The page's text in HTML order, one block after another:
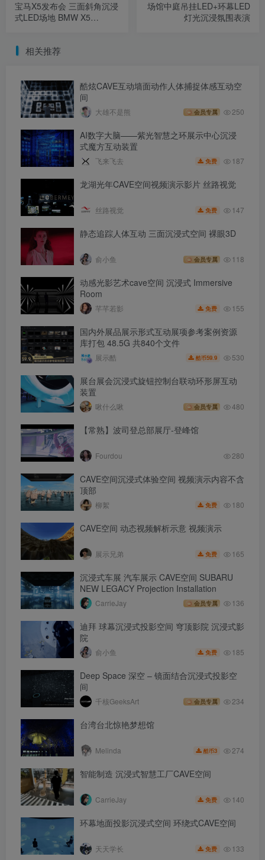
宝马X5发布会 三面斜角沉浸
式LED场地 BMW X5
场馆中庭吊挂LED+环幕LED
灯光沉浸氛围表演
相关推荐
酷炫CAVE互动墙面动作人体捕捉体感互动空
间
大雄不是熊 会员专属 250
AI数字大脑——紫光智慧之环展示中心沉浸
式魔方互动装置
飞来飞去 免费 187
龙湖光年CAVE空间视频演示影片 丝路视觉
丝路视觉 免费 147
静态追踪人体互动 三面沉浸式空间 裸眼3D
俞小鱼 会员专属 118
动感光影艺术cave空间 沉浸式 Immersive
Room
芊芊若影 免费 155
国内外展品展示形式互动展项参考案例资源
库打包 48.5G 共840个文件
展示酷 酷币59.9 530
展台展会沉浸式旋钮控制台联动环形屏互动
装置
啾什么啾 会员专属 480
【常熟】波司登总部展厅-登峰馆
Fourdou 280
CAVE空间沉浸式体验空间 视频演示内容不含
顶部
柳絮 免费 180
CAVE空间 动态视频解析示意 视频演示
展示兄弟 免费 165
沉浸式车展 汽车展示 CAVE空间 SUBARU
NEW LEGACY Projection Installation
CarrieJay 会员专属 136
迪拜 球幕沉浸式投影空间 穹顶影院 沉浸式影
院
俞小鱼 免费 185
Deep Space 深空 – 镜面结合沉浸式投影空
间
千核GeeksArt 会员专属 234
台湾台北惊艳梦想馆
Melinda 酷币3 274
智能制造 沉浸式智慧工厂CAVE空间
CarrieJay 免费 140
环幕地面投影沉浸式空间 环绕式CAVE空间
天天学长 免费 133